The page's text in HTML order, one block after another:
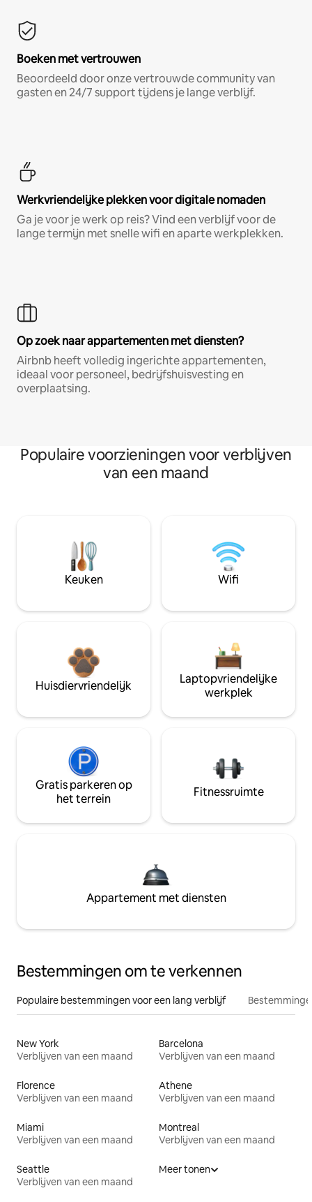
Boeken met vertrouwen
Beoordeeld door onze vertrouwde community van
gasten en 24/7 support tijdens je lange verblijf.
Werkvriendelijke plekken voor digitale nomaden
Ga je voor je werk op reis? Vind een verblijf voor de
lange termijn met snelle wifi en aparte werkplekken.
Op zoek naar appartementen met diensten?
Airbnb heeft volledig ingerichte appartementen,
ideaal voor personeel, bedrijfshuisvesting en
overplaatsing.
Populaire voorzieningen voor verblijven
van een maand
Keuken Wifi
Huisdiervriendelijk
Laptopvriendelijke
werkplek
Gratis parkeren op
het terrein
Fitnessruimte
Appartement met diensten
Bestemmingen om te verkennen
Populaire bestemmingen voor een lang verblijf
New York
Verblijven van een maand
Barcelona
Verblijven van een maand
Florence
Verblijven van een maand
Athene
Verblijven van een maand
Miami
Verblijven van een maand
Montreal
Verblijven van een maand
Seattle
Verblijven van een maand
Meer tonen